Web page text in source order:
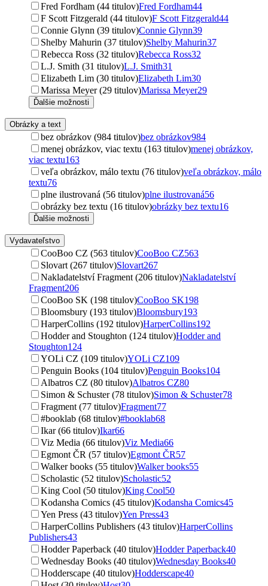
Fred Fordham (44 titulov)Fred Fordham44
F Scott Fitzgerald (44 titulov)F Scott Fitzgerald44
Connie Glynn (39 titulov)Connie Glynn39
Shelby Mahurin (37 titulov)Shelby Mahurin37
Rebecca Ross (32 titulov)Rebecca Ross32
L.J. Smith (31 titulov)L.J. Smith31
Elizabeth Lim (30 titulov)Elizabeth Lim30
Marissa Meyer (29 titulov)Marissa Meyer29
Ďalšie možnosti
Obrázky a text
bez obrázkov (984 titulov)bez obrázkov984
menej obrázkov, viac textu (163 titulov)menej obrázkov,
viac textu163
veľa obrázkov, málo textu (76 titulov)veľa obrázkov, málo
textu76
plne ilustrovaná (56 titulov)plne ilustrovaná56
obrázky bez textu (16 titulov)obrázky bez textu16
Ďalšie možnosti
Vydavateľstvo
CooBoo CZ (563 titulov)CooBoo CZ563
Slovart (267 titulov)Slovart267
Nakladatelství Fragment (206 titulov)Nakladatelství
Fragment206
CooBoo SK (198 titulov)CooBoo SK198
Bloomsbury (193 titulov)Bloomsbury193
HarperCollins (192 titulov)HarperCollins192
Hodder and Stoughton (124 titulov)Hodder and
Stoughton124
YOLi CZ (109 titulov)YOLi CZ109
Penguin Books (104 titulov)Penguin Books104
Albatros CZ (80 titulov)Albatros CZ80
Simon & Schuster (78 titulov)Simon & Schuster78
Fragment (77 titulov)Fragment77
#booklab (68 titulov)#booklab68
Ikar (66 titulov)Ikar66
Viz Media (66 titulov)Viz Media66
Egmont ČR (57 titulov)Egmont ČR57
Walker books (55 titulov)Walker books55
Scholastic (52 titulov)Scholastic52
King Cool (50 titulov)King Cool50
Kodansha Comics (45 titulov)Kodansha Comics45
Yen Press (43 titulov)Yen Press43
HarperCollins Publishers (43 titulov)HarperCollins
Publishers43
Hodder Paperback (40 titulov)Hodder Paperback40
Wednesday Books (40 titulov)Wednesday Books40
Hodderscape (40 titulov)Hodderscape40